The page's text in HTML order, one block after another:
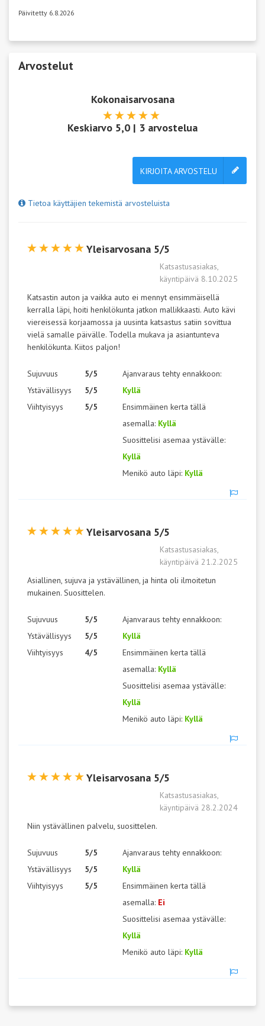
Päivitetty 6.8.2026
Arvostelut
Kokonaisarvosana
Keskiarvo 5,0 | 3 arvostelua
KIRJOITA ARVOSTELU
Tietoa käyttäjien tekemistä arvosteluista
Yleisarvosana 5/5
Katsastusasiakas,
käyntipäivä 8.10.2025
Katsastin auton ja vaikka auto ei mennyt ensimmäisellä
kerralla läpi, hoiti henkilökunta jatkon mallikkaasti. Auto kävi
viereisessä korjaamossa ja uusinta katsastus satiin sovittua
vielä samalle päivälle. Todella mukava ja asiantunteva
henkilökunta. Kiitos paljon!
Sujuvuus
Ystävällisyys
Viihtyisyys
5/5
5/5
5/5
Ajanvaraus tehty ennakkoon:
Kyllä
Ensimmäinen kerta tällä
asemalla: Kyllä
Suosittelisi asemaa ystävälle:
Kyllä
Menikö auto läpi: Kyllä
Yleisarvosana 5/5
Katsastusasiakas,
käyntipäivä 21.2.2025
Asiallinen, sujuva ja ystävällinen, ja hinta oli ilmoitetun
mukainen. Suosittelen.
Sujuvuus
Ystävällisyys
Viihtyisyys
5/5
5/5
4/5
Ajanvaraus tehty ennakkoon:
Kyllä
Ensimmäinen kerta tällä
asemalla: Kyllä
Suosittelisi asemaa ystävälle:
Kyllä
Menikö auto läpi: Kyllä
Yleisarvosana 5/5
Katsastusasiakas,
käyntipäivä 28.2.2024
Niin ystävällinen palvelu, suosittelen.
Sujuvuus
Ystävällisyys
Viihtyisyys
5/5
5/5
5/5
Ajanvaraus tehty ennakkoon:
Kyllä
Ensimmäinen kerta tällä
asemalla: Ei
Suosittelisi asemaa ystävälle:
Kyllä
Menikö auto läpi: Kyllä